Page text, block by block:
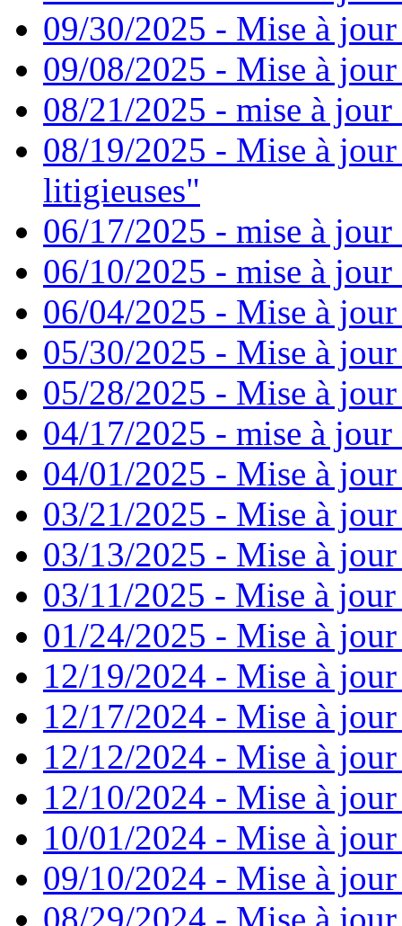
09/30/2025 - Mise à
09/08/2025 - Mise à
08/21/2025 - mise à jour
08/19/2025 - Mise à jour
litigieuses"
06/17/2025 - mise à jour
06/10/2025 - mise à jour
06/04/2025 - Mise à
05/30/2025 - Mise à
05/28/2025 - Mise à
04/17/2025 - mise à jour
04/01/2025 - Mise à
03/21/2025 - Mise à
03/13/2025 - Mise à
03/11/2025 - Mise à jour
01/24/2025 - Mise à
12/19/2024 - Mise à
12/17/2024 - Mise à
12/12/2024 - Mise à
12/10/2024 - Mise à
10/01/2024 - Mise à
09/10/2024 - Mise à
08/29/2024 - Mise à